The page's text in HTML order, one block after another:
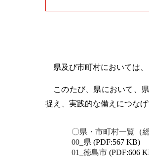
県及び市町村においては、
このたび、県において、
捉え、実践的な備えにつな
〇県・市町村一覧（
00_県 (PDF:567 KB)
01_徳島市 (PDF:606